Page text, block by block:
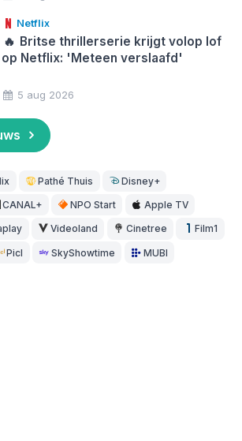
Netflix
🔥 Britse thrillerserie krijgt volop lof
op Netflix: 'Meteen verslaafd'
5 aug 2026
Pathé Thuis Disney+
CANAL+ NPO Start Apple TV
Videoland Cinetree Film1
Picl SkyShowtime MUBI